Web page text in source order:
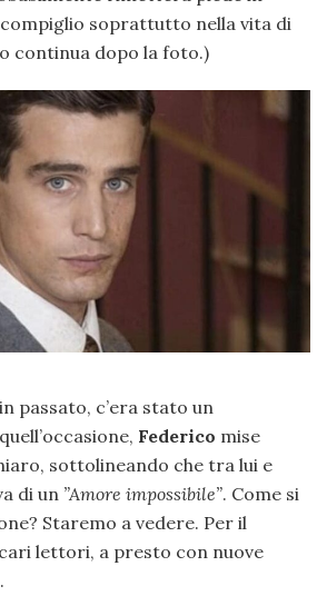
soprattutto nella vita di
continua dopo la foto.)
passato, c’era stato un
Federico mise
sottolineando che tra lui e
di un ”Amore impossibile”. Come si
Staremo a vedere. Per il
lettori, a presto con nuove